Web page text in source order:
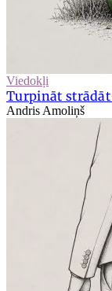
Viedokļi
Turpināt
Andris Amoliņš